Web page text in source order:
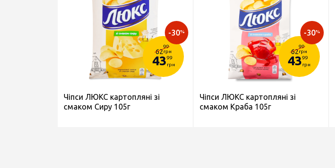
62
99
грн
4399
грн
-30%
Чіпси ЛЮКС картопляні зі
смаком Сиру 105г
62
99
грн
4399
грн
-30%
Чіпси ЛЮКС картопляні зі
смаком Краба 105г